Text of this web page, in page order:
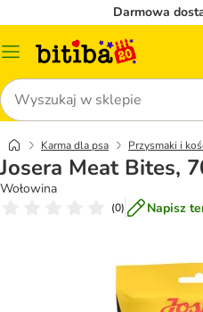
Darmowa
Menu
Szukaj
Karma dla psa Przysmaki i
Josera Meat Bites,
Wołowina
(0) Napisz